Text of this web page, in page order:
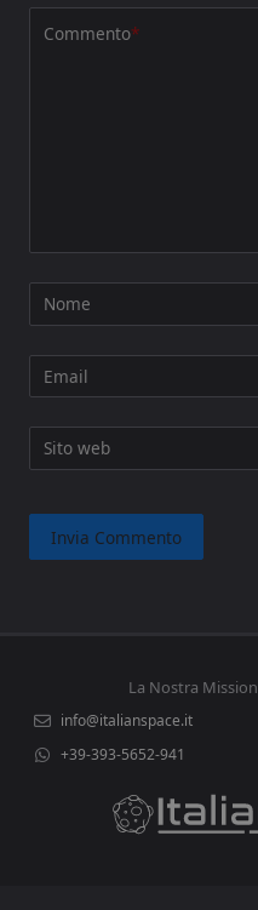
Commento*
Nome
Email
Sito web
La Nostra Mission
info@italianspace.it
+39-393-5652-941